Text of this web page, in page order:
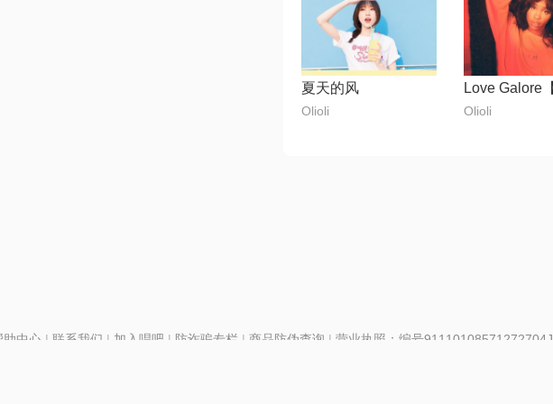
夏天的风
Olioli Olioli
助中心 | 联系我们 | 加入唱吧 | 防诈骗专栏 | 商品防伪查询 | 营业执照：编号91110108571272704J